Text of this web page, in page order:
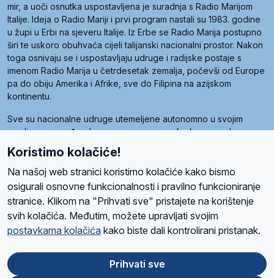
mir, a uoči osnutka uspostavljena je suradnja s Radio Marijom
Italije. Ideja o Radio Mariji i prvi program nastali su 1983. godine
u župi u Erbi na sjeveru Italije. Iz Erbe se Radio Marija postupno
širi te uskoro obuhvaća cijeli talijanski nacionalni prostor. Nakon
toga osnivaju se i uspostavljaju udruge i radijske postaje s
imenom Radio Marija u četrdesetak zemalja, počevši od Europe
pa do obiju Amerika i Afrike, sve do Filipina na azijskom
kontinentu.
Sve su nacionalne udruge utemeljene autonomno u svojim
zemljama, a međusobna su povezane preko krovne udruge
pod nazivom Svjetska obitelj Radio Marije (World Family of
Radio Maria). Svjetsku obitelj utemeljilo je sedam članica, među
kojima je i hrvatska Udruga Radio Marija.
O namaRadio ProgramVolonteriPrijateljiKontaktPravila privatnosti
Ova stranica je zaštićena Google reCAPTCHA sustavom
Koristimo kolačiće!
Na našoj web stranici koristimo kolačiće kako bismo
osigurali osnovne funkcionalnosti i pravilno funkcioniranje
stranice. Klikom na "Prihvati sve" pristajete na korištenje
svih kolačića. Međutim, možete upravljati svojim
postavkama kolačića kako biste dali kontrolirani pristanak.
Prihvati sve